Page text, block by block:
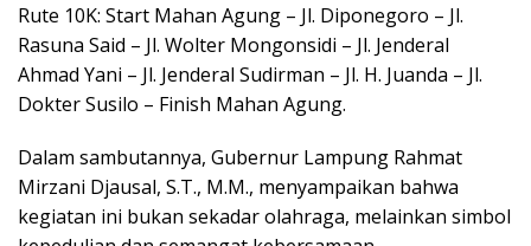
Rute 10K: Start Mahan Agung – Jl. Diponegoro – Jl.
Rasuna Said – Jl. Wolter Mongonsidi – Jl. Jenderal
Ahmad Yani – Jl. Jenderal Sudirman – Jl. H. Juanda – Jl.
Dokter Susilo – Finish Mahan Agung.
Dalam sambutannya, Gubernur Lampung Rahmat
Mirzani Djausal, S.T., M.M., menyampaikan bahwa
kegiatan ini bukan sekadar olahraga, melainkan simbol